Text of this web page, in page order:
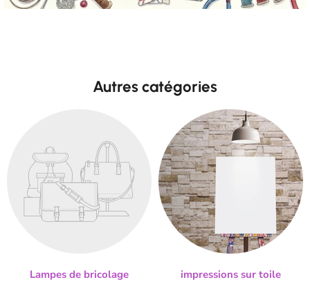
Autres catégories
Lampes de bricolage impressions sur toile